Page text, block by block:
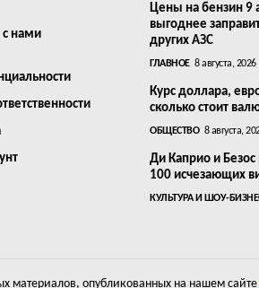
с нами
Цены на бензин 9
выгоднее
других АЗС
ГЛАВНОЕ 8 августа, 2026
Курс доллара,
сколько стоит
ОБЩЕСТВО 8 августа,
Ди Каприо и
100 исчезающих
КУЛЬТУРА И ШОУ-
материалов, опубликованных на нашем